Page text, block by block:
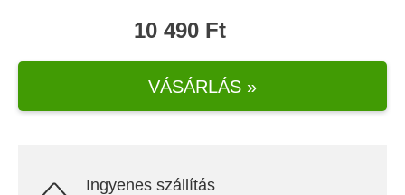
10 490 Ft
VÁSÁRLÁS »
Ingyenes szállítás